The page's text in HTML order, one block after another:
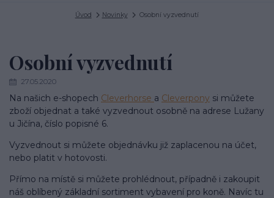
Úvod Novinky Osobní vyzvednutí
Osobní vyzvednutí
27.05.2020
Na našich e-shopech Cleverhorse a Cleverpony si můžete
zboží objednat a také vyzvednout osobně na adrese Lužany
u Jičína, číslo popisné 6.
Vyzvednout si můžete objednávku již zaplacenou na účet,
nebo platit v hotovosti.
Přímo na místě si můžete prohlédnout, případně i zakoupit
náš oblíbený základní sortiment vybavení pro koně. Navíc tu